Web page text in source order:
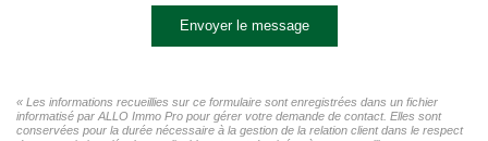
Envoyer le message
« Les informations recueillies sur ce formulaire sont enregistrées dans un fichier
informatisé par ALLO Immo Pro pour gérer votre demande de contact. Elles sont
conservées pour la durée nécessaire à la gestion de la relation client dans le respect